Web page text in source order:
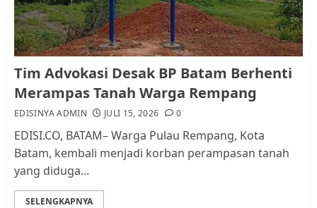
1
AGUSTUS 1, 2026 0
Kader Pajak jadi Penghubung
Pemerintah dan Masyarakat di
Lingkungan RT/RW
AGUSTUS 1, 2026
Tim Advokasi Desak BP Batam Berhenti
Merampas Tanah Warga Rempang
EDISINYA ADMIN JULI 15, 2026 0
EDISI.CO, BATAM– Warga Pulau Rempang, Kota
Batam, kembali menjadi korban perampasan tanah
yang diduga...
SELENGKAPNYA